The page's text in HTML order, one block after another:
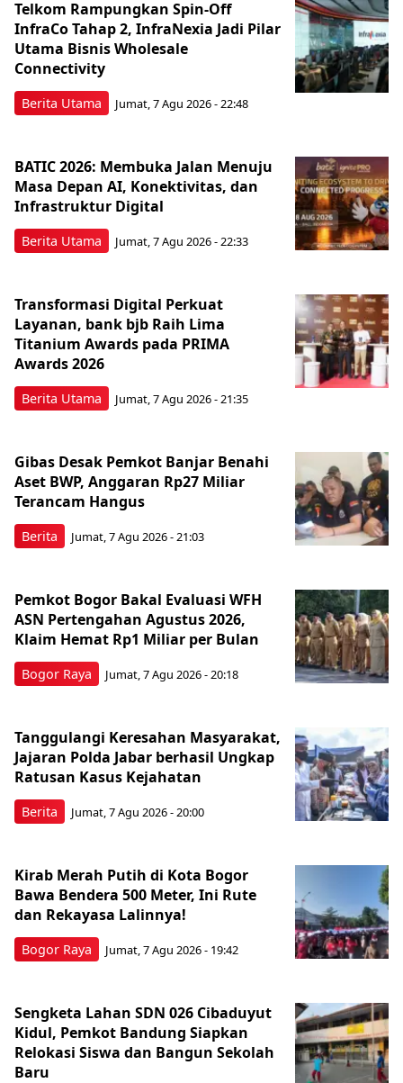
Berita Utama
Telkom Rampungkan Spin-Off
InfraCo Tahap 2, InfraNexia Jadi Pilar
Utama Bisnis Wholesale
Connectivity
Jumat, 7 Agu 2026 - 22:48
Berita Utama
BATIC 2026: Membuka Jalan Menuju
Masa Depan AI, Konektivitas, dan
Infrastruktur Digital
Jumat, 7 Agu 2026 - 22:33
Berita Utama
Transformasi Digital Perkuat
Layanan, bank bjb Raih Lima
Titanium Awards pada PRIMA
Awards 2026
Jumat, 7 Agu 2026 - 21:35
Berita
Gibas Desak Pemkot Banjar Benahi
Aset BWP, Anggaran Rp27 Miliar
Terancam Hangus
Jumat, 7 Agu 2026 - 21:03
Bogor Raya
Pemkot Bogor Bakal Evaluasi WFH
ASN Pertengahan Agustus 2026,
Klaim Hemat Rp1 Miliar per Bulan
Jumat, 7 Agu 2026 - 20:18
Berita
Tanggulangi Keresahan Masyarakat,
Jajaran Polda Jabar berhasil Ungkap
Ratusan Kasus Kejahatan
Jumat, 7 Agu 2026 - 20:00
Bogor Raya
Kirab Merah Putih di Kota Bogor
Bawa Bendera 500 Meter, Ini Rute
dan Rekayasa Lalinnya!
Jumat, 7 Agu 2026 - 19:42
Sengketa Lahan SDN 026 Cibaduyut
Kidul, Pemkot Bandung Siapkan
Relokasi Siswa dan Bangun Sekolah
Baru